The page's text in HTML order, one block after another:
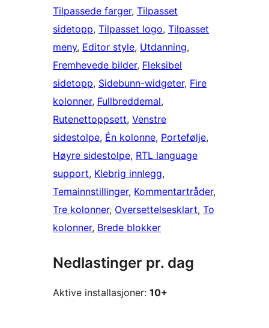
Tilpassede farger, Tilpasset
sidetopp, Tilpasset logo, Tilpasset
meny, Editor style, Utdanning
Fremhevede bilder, Fleksibel
sidetopp, Sidebunn-widgeter, Fire
kolonner, Fullbreddemal
Rutenettoppsett, Venstre
sidestolpe, Én kolonne, Portefølje
Høyre sidestolpe, RTL language
support, Klebrig innlegg
Temainnstillinger, Kommentartråder
Tre kolonner, Oversettelsesklart, To
kolonner, Brede blokker
Nedlastinger pr. dag
Aktive installasjoner: 10+